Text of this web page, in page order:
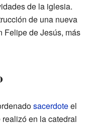
de la iglesia.
de una nueva
Felipe de Jesús, más
sacerdoteel
en la catedral